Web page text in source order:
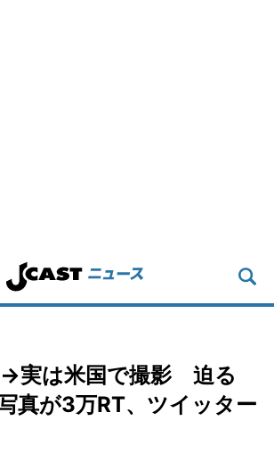
→実は米国で撮影 迫る
写真が3万RT、ツイッター